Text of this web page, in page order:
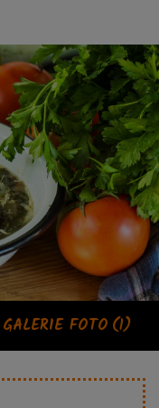
GALERIE FOTO (1)